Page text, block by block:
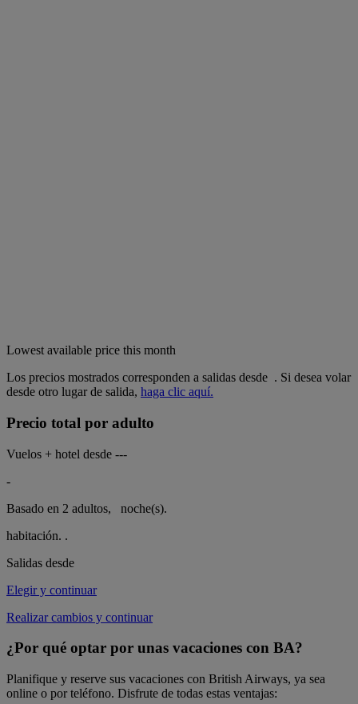
Lowest available price this month
Los precios mostrados corresponden a salidas desde . Si desea volar
desde otro lugar de salida, haga clic aquí.
Precio total por adulto
Vuelos + hotel desde ---
-
Basado en 2 adultos,
noche(s).
habitación. .
Salidas desde
Elegir y continuar
Realizar cambios y continuar
¿Por qué optar por unas vacaciones con BA?
Planifique y reserve sus vacaciones con British Airways, ya sea
online o por teléfono. Disfrute de todas estas ventajas: